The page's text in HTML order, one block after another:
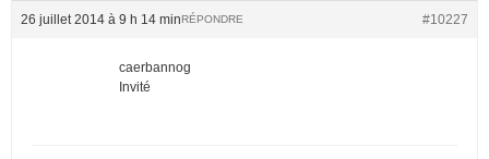
26 juillet 2014 à 9 h 14 min #10227
RÉPONDRE
caerbannog
Invité